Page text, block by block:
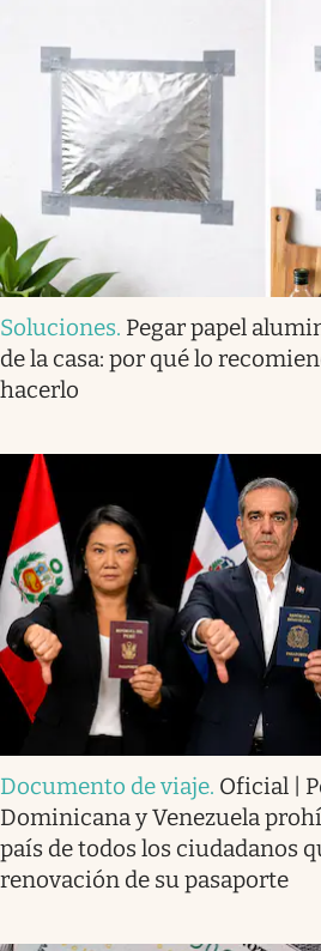
Soluciones. Pegar papel
de la casa: por qué lo
hacerlo
Documento de viaje. Oficial |
Dominicana y Venezuela
país de todos los ciudadanos
renovación de su pasaporte